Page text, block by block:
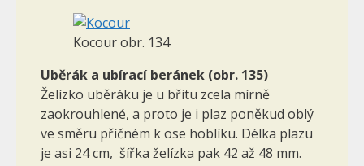
Kocour obr. 134
Uběrák a ubírací beránek (obr. 135)
Želízko uběráku je u břitu zcela mírně
zaokrouhlené, a proto je i plaz poněkud oblý
ve směru příčném k ose hoblíku. Délka plazu
je asi 24 cm, šířka želízka pak 42 až 48 mm.